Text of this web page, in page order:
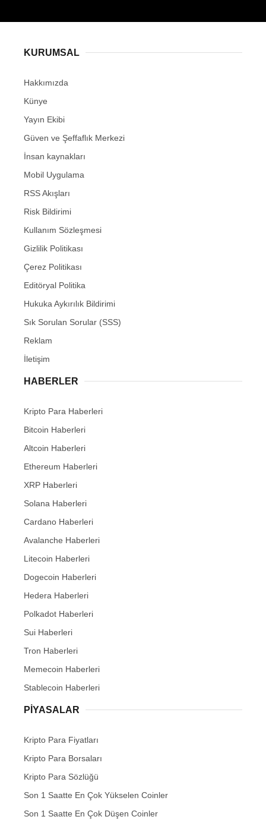
KURUMSAL
Hakkımızda
Künye
Yayın Ekibi
Güven ve Şeffaflık Merkezi
İnsan kaynakları
Mobil Uygulama
RSS Akışları
Risk Bildirimi
Kullanım Sözleşmesi
Gizlilik Politikası
Çerez Politikası
Editöryal Politika
Hukuka Aykırılık Bildirimi
Sık Sorulan Sorular (SSS)
Reklam
İletişim
HABERLER
Kripto Para Haberleri
Bitcoin Haberleri
Altcoin Haberleri
Ethereum Haberleri
XRP Haberleri
Solana Haberleri
Cardano Haberleri
Avalanche Haberleri
Litecoin Haberleri
Dogecoin Haberleri
Hedera Haberleri
Polkadot Haberleri
Sui Haberleri
Tron Haberleri
Memecoin Haberleri
Stablecoin Haberleri
PIYASALAR
Kripto Para Fiyatları
Kripto Para Borsaları
Kripto Para Sözlüğü
Son 1 Saatte En Çok Yükselen Coinler
Son 1 Saatte En Çok Düşen Coinler